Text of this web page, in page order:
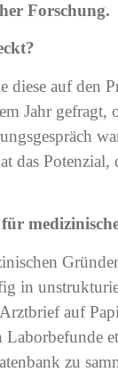
Forschung.
diese auf den
Jahr gefragt,
das
in
auf
zu